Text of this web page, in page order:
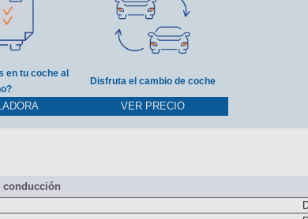
en tu coche al
Disfruta el cambio de coche
VER PRECIO
conducción